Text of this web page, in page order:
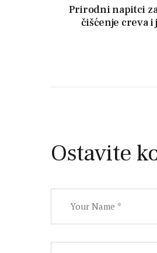
Prirodni napitci
čišćenje creva
Ostavite